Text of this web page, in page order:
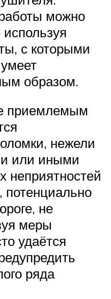
можно
с которыми
образом.
приемлемым
нежели
или иными
неприятностей
потенциально
не
меры
удаётся
ряда